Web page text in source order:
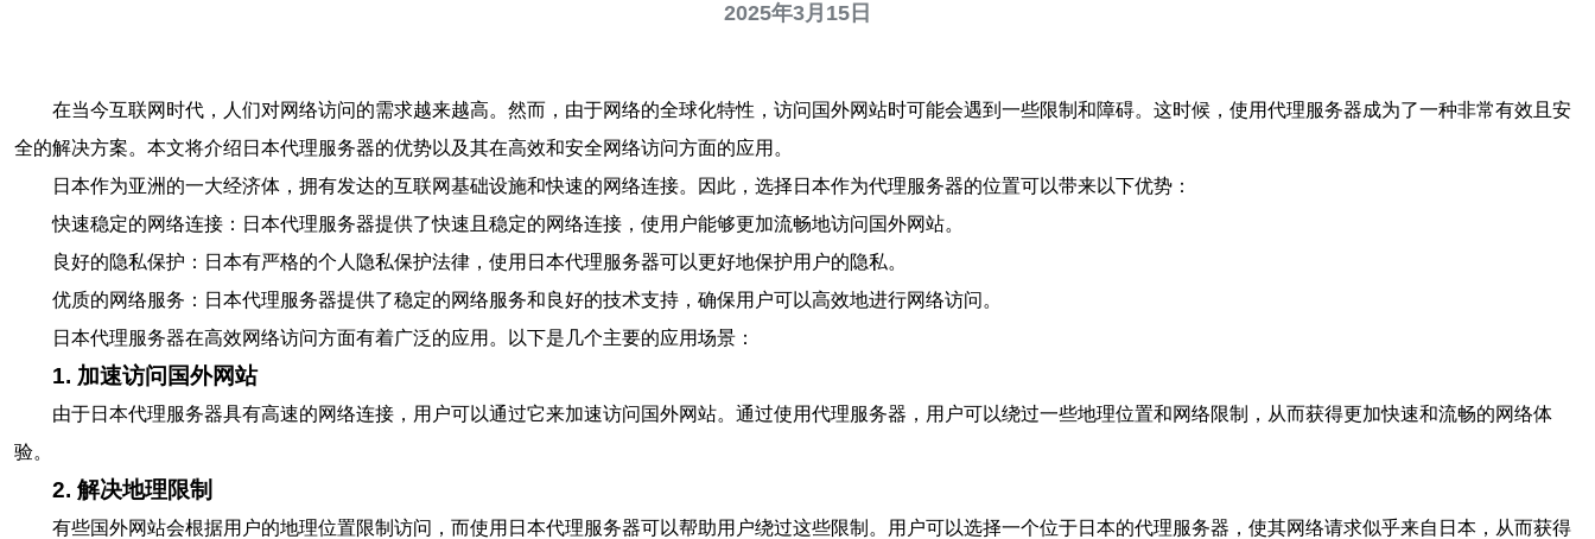
2025年3月15日
在当今互联网时代，人们对网络访问的需求越来越高。然而，由于网络的全球化特性，访问国外网站时可能会遇到一些限制和障碍。这时候，使用代理服务器成为了一种非常有效且安
全的解决方案。本文将介绍日本代理服务器的优势以及其在高效和安全网络访问方面的应用。
日本作为亚洲的一大经济体，拥有发达的互联网基础设施和快速的网络连接。因此，选择日本作为代理服务器的位置可以带来以下优势：
快速稳定的网络连接：日本代理服务器提供了快速且稳定的网络连接，使用户能够更加流畅地访问国外网站。
良好的隐私保护：日本有严格的个人隐私保护法律，使用日本代理服务器可以更好地保护用户的隐私。
优质的网络服务：日本代理服务器提供了稳定的网络服务和良好的技术支持，确保用户可以高效地进行网络访问。
日本代理服务器在高效网络访问方面有着广泛的应用。以下是几个主要的应用场景：
1. 加速访问国外网站
由于日本代理服务器具有高速的网络连接，用户可以通过它来加速访问国外网站。通过使用代理服务器，用户可以绕过一些地理位置和网络限制，从而获得更加快速和流畅的网络体
验。
2. 解决地理限制
有些国外网站会根据用户的地理位置限制访问，而使用日本代理服务器可以帮助用户绕过这些限制。用户可以选择一个位于日本的代理服务器，使其网络请求似乎来自日本，从而获得